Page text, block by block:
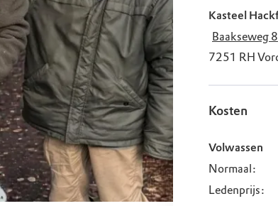
Kasteel
Baakseweg 8
7251 RH
Kosten
Volwassen
Normaal:
Ledenprijs: